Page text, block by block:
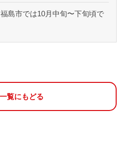
島市では10月中旬〜下旬頃で
覧にもどる